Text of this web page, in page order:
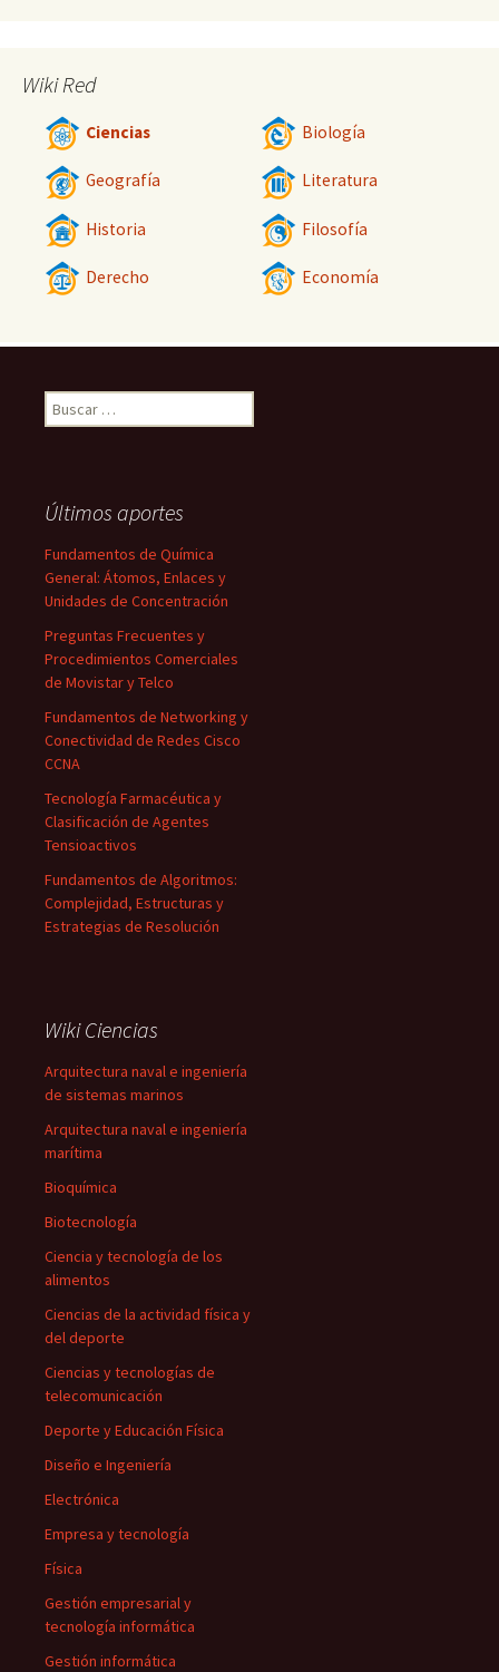
Wiki Red
Ciencias Biología
Geografía Literatura
Historia Filosofía
Derecho Economía
Buscar:
Últimos aportes
Fundamentos de Química
General: Átomos, Enlaces y
Unidades de Concentración
Preguntas Frecuentes y
Procedimientos Comerciales
de Movistar y Telco
Fundamentos de Networking y
Conectividad de Redes Cisco
CCNA
Tecnología Farmacéutica y
Clasificación de Agentes
Tensioactivos
Fundamentos de Algoritmos:
Complejidad, Estructuras y
Estrategias de Resolución
Wiki Ciencias
Arquitectura naval e ingeniería
de sistemas marinos
Arquitectura naval e ingeniería
marítima
Bioquímica
Biotecnología
Ciencia y tecnología de los
alimentos
Ciencias de la actividad física y
del deporte
Ciencias y tecnologías de
telecomunicación
Deporte y Educación Física
Diseño e Ingeniería
Electrónica
Empresa y tecnología
Física
Gestión empresarial y
tecnología informática
Gestión informática